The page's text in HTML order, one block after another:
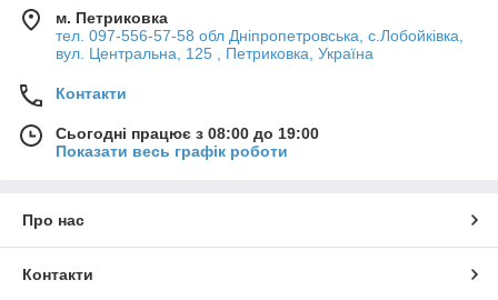
м. Петриковка
тел. 097-556-57-58 обл Дніпропетровська, с.Лобойківка,
вул. Центральна, 125 , Петриковка, Україна
Контакти
Сьогодні працює з 08:00 до 19:00
Показати весь графік роботи
Про нас
Контакти